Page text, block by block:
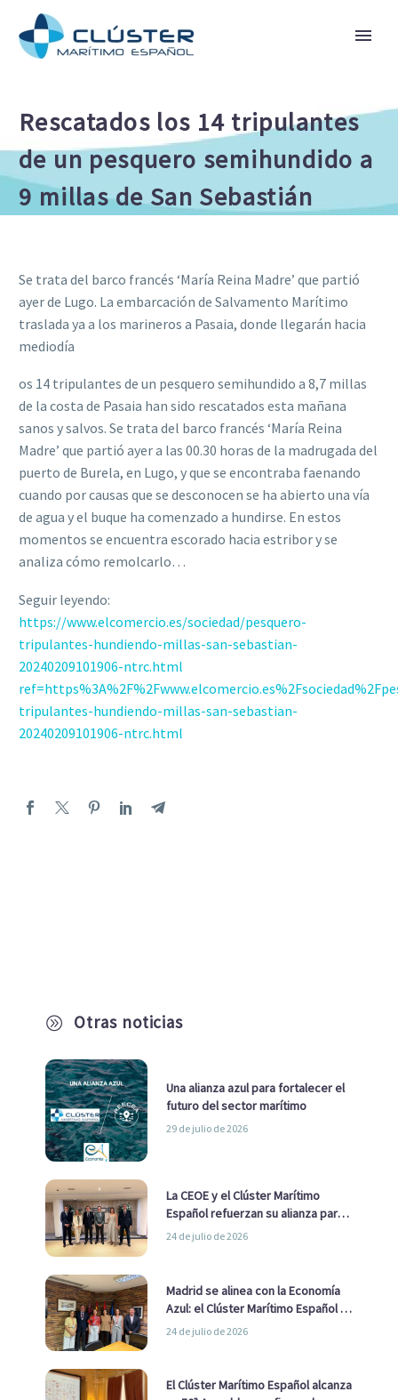
Rescatados los 14 tripulantes
de un pesquero semihundido a
9 millas de San Sebastián
A Otras noticias
Una alianza azul para fortalecer el
futuro del sector marítimo
29 de julio de 2026
La CEOE y el Clúster Marítimo
Español refuerzan su alianza para
impulsar una estrategia Nacional
24 de julio de 2026
Madrid se alinea con la Economía
Azul: el Clúster Marítimo Español y
la Real Liga Naval avanzan alianzas
24 de julio de 2026
El Clúster Marítimo Español alcanza
Se trata del barco francés ‘María Reina Madre’ que partió
ayer de Lugo. La embarcación de Salvamento Marítimo
traslada ya a los marineros a Pasaia, donde llegarán hacia
mediodía
os 14 tripulantes de un pesquero semihundido a 8,7 millas
de la costa de Pasaia han sido rescatados esta mañana
sanos y salvos. Se trata del barco francés ‘María Reina
Madre’ que partió ayer a las 00.30 horas de la madrugada del
puerto de Burela, en Lugo, y que se encontraba faenando
cuando por causas que se desconocen se ha abierto una vía
de agua y el buque ha comenzado a hundirse. En estos
momentos se encuentra escorado hacia estribor y se
analiza cómo remolcarlo…
Seguir leyendo:
https://www.elcomercio.es/sociedad/pesquero-
tripulantes-hundiendo-millas-san-sebastian-
20240209101906-ntrc.html
tripulantes-hundiendo-millas-san-sebastian-
20240209101906-ntrc.html